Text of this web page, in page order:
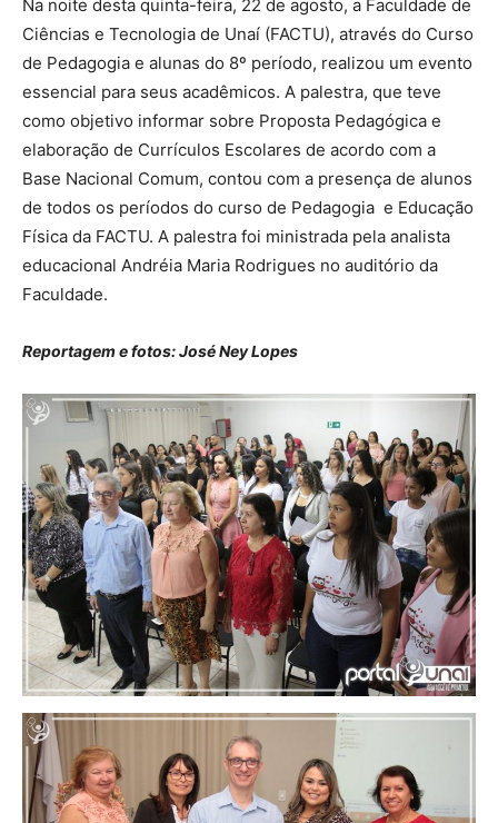
Na noite desta quinta-feira, 22 de agosto, a Faculdade de
Ciências e Tecnologia de Unaí (FACTU), através do Curso
de Pedagogia e alunas do 8º período, realizou um evento
essencial para seus acadêmicos. A palestra, que teve
como objetivo informar sobre Proposta Pedagógica e
elaboração de Currículos Escolares de acordo com a
Base Nacional Comum, contou com a presença de alunos
de todos os períodos do curso de Pedagogia e Educação
Física da FACTU. A palestra foi ministrada pela analista
educacional Andréia Maria Rodrigues no auditório da
Faculdade.
Reportagem e fotos: José Ney Lopes